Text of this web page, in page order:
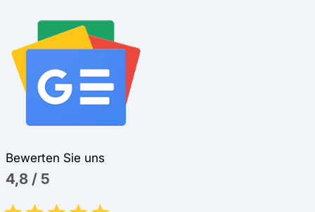
Bewerten Sie uns
4,8 / 5